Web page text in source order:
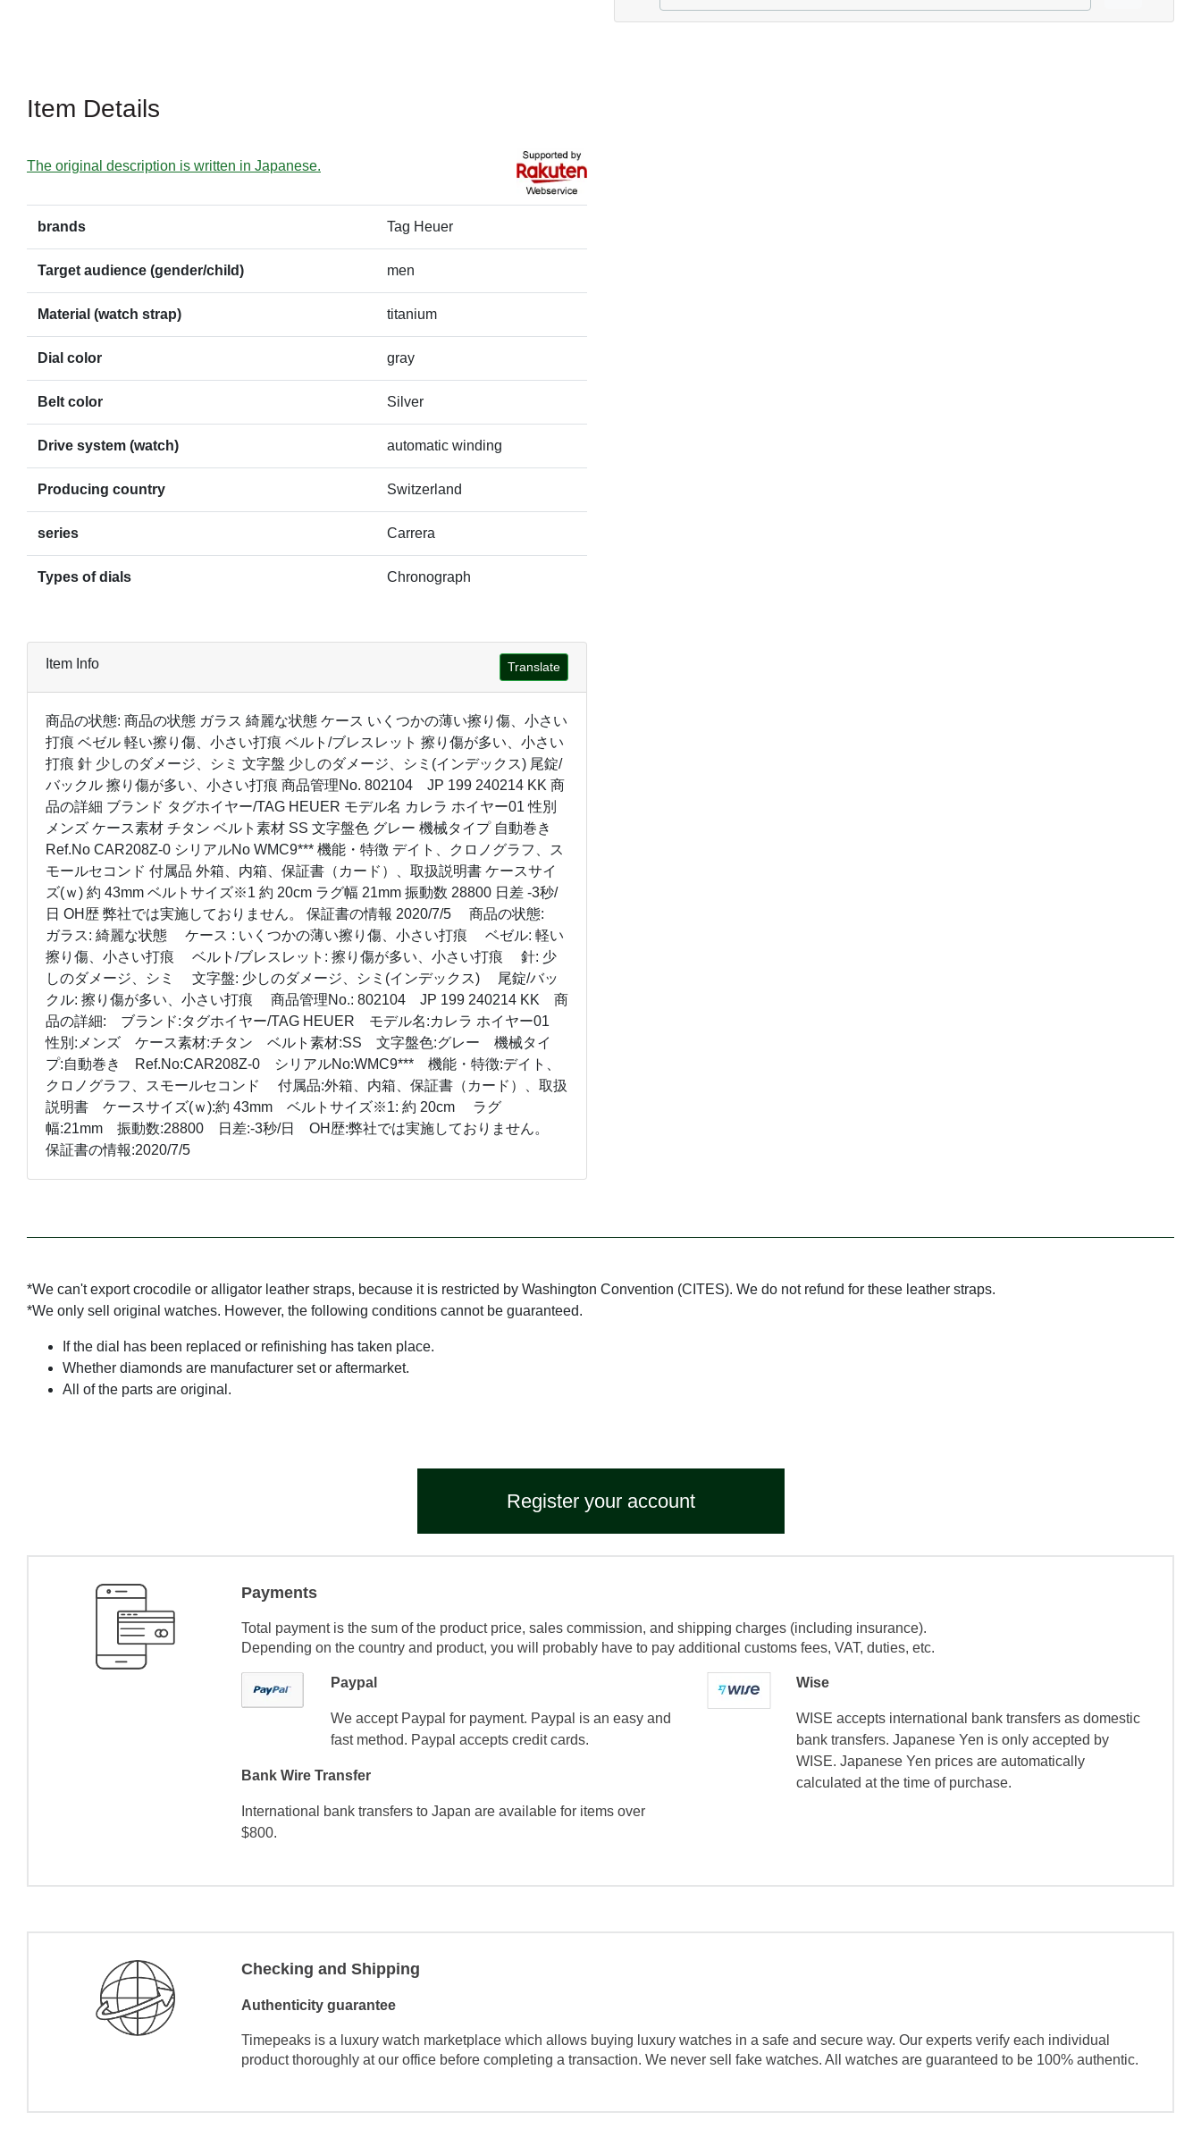
Item Details
The original description is written in Japanese.
brands Tag Heuer
Target audience (gender/child) men
Material (watch strap) titanium
Dial color gray
Belt color Silver
Drive system (watch) automatic winding
Producing country Switzerland
series Carrera
Types of dials Chronograph
Item Info Translate
商品の状態: 商品の状態 ガラス 綺麗な状態 ケース いくつかの薄い擦り傷、小さい
打痕 ベゼル 軽い擦り傷、小さい打痕 ベルト/ブレスレット 擦り傷が多い、小さい
打痕 針 少しのダメージ、シミ 文字盤 少しのダメージ、シミ(インデックス) 尾錠/
バックル 擦り傷が多い、小さい打痕 商品管理No. 802104 JP 199 240214 KK 商
品の詳細 ブランド タグホイヤー/TAG HEUER モデル名 カレラ ホイヤー01 性別
メンズ ケース素材 チタン ベルト素材 SS 文字盤色 グレー 機械タイプ 自動巻き
Ref.No CAR208Z-0 シリアルNo WMC9*** 機能・特徴 デイト、クロノグラフ、ス
モールセコンド 付属品 外箱、内箱、保証書（カード）、取扱説明書 ケースサイ
ズ(ｗ) 約 43mm ベルトサイズ※1 約 20cm ラグ幅 21mm 振動数 28800 日差 -3秒/
日 OH歴 弊社では実施しておりません。 保証書の情報 2020/7/5 商品の状態:
ガラス: 綺麗な状態 ケース : いくつかの薄い擦り傷、小さい打痕 ベゼル: 軽い
擦り傷、小さい打痕 ベルト/ブレスレット: 擦り傷が多い、小さい打痕 針: 少
しのダメージ、シミ 文字盤: 少しのダメージ、シミ(インデックス) 尾錠/バッ
クル: 擦り傷が多い、小さい打痕 商品管理No.: 802104 JP 199 240214 KK 商
品の詳細: ブランド:タグホイヤー/TAG HEUER モデル名:カレラ ホイヤー01
性別:メンズ ケース素材:チタン ベルト素材:SS 文字盤色:グレー 機械タイ
プ:自動巻き Ref.No:CAR208Z-0 シリアルNo:WMC9*** 機能・特徴:デイト、
クロノグラフ、スモールセコンド 付属品:外箱、内箱、保証書（カード）、取扱
説明書 ケースサイズ(ｗ):約 43mm ベルトサイズ※1: 約 20cm ラグ
幅:21mm 振動数:28800 日差:-3秒/日 OH歴:弊社では実施しておりません。
保証書の情報:2020/7/5
*We can't export crocodile or alligator leather straps, because it is restricted by Washington Convention (CITES). We do not refund for these leather straps.
*We only sell original watches. However, the following conditions cannot be guaranteed.
If the dial has been replaced or refinishing has taken place.
Whether diamonds are manufacturer set or aftermarket.
All of the parts are original.
Register your account
Payments
Total payment is the sum of the product price, sales commission, and shipping charges (including insurance).
Depending on the country and product, you will probably have to pay additional customs fees, VAT, duties, etc.
Paypal
We accept Paypal for payment. Paypal is an easy and
fast method. Paypal accepts credit cards.
Bank Wire Transfer
International bank transfers to Japan are available for items over
$800.
Wise
WISE accepts international bank transfers as domestic
bank transfers. Japanese Yen is only accepted by
WISE. Japanese Yen prices are automatically
calculated at the time of purchase.
Checking and Shipping
Authenticity guarantee
Timepeaks is a luxury watch marketplace which allows buying luxury watches in a safe and secure way. Our experts verify each individual
product thoroughly at our office before completing a transaction. We never sell fake watches. All watches are guaranteed to be 100% authentic.